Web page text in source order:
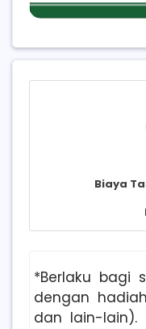
Biaya
*Berlaku bagi
dengan
dan lain-lain).